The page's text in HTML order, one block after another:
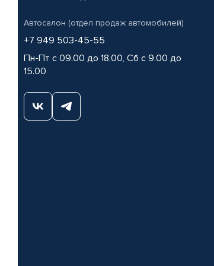
Автосалон (отдел продаж автомобилей)
+7 949 503-45-55
Пн-Пт с 09.00 до 18.00, Сб с 9.00 до
15.00